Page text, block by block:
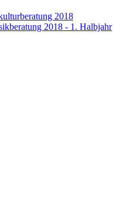
2018
2018 - 1. Halbjahr